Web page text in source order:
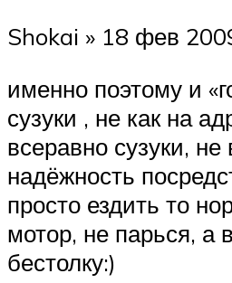
Shokai » 18 фев
именно поэтому и
сузуки , не как на
всеравно сузуки, не
надёжность
просто ездить то
мотор, не парься, а
бестолку:)